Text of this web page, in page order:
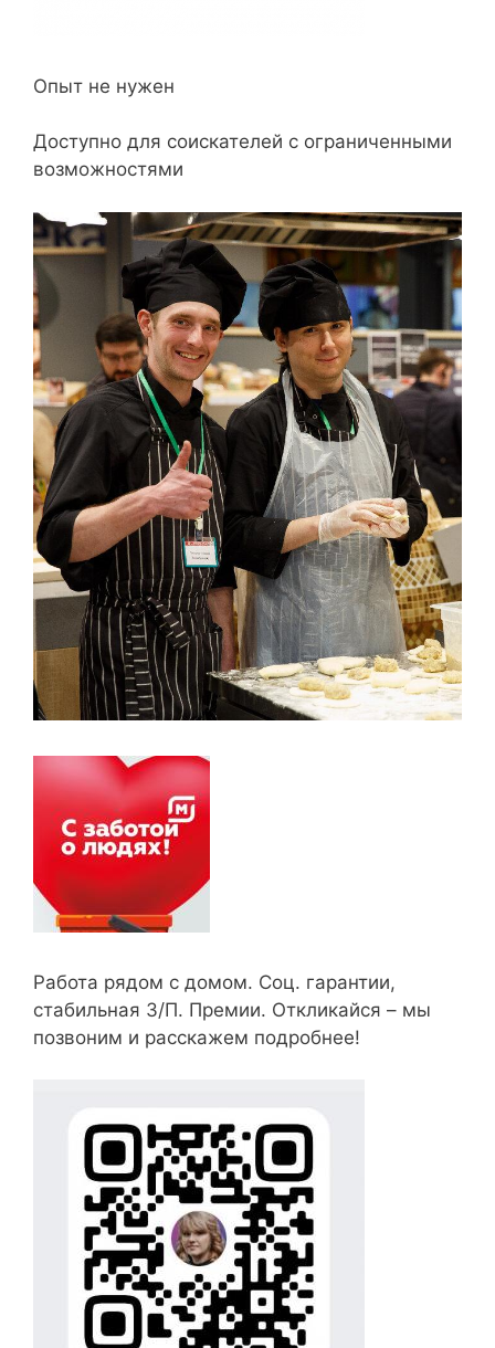
Опыт не нужен
Доступно для соискателей с ограниченными
возможностями
Работа рядом с домом. Соц. гарантии,
стабильная З/П. Премии. Откликайся – мы
позвоним и расскажем подробнее!